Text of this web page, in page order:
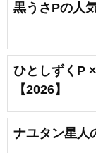
黒うさPの人
ひとしずくP
【2026】
ナユタン星人